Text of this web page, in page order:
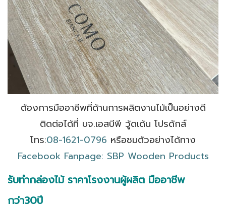
ต้องการมืออาชีพที่ด้านการผลิตงานไม้เป็นอย่างดี
ติดต่อได้ที่ บจ.เอสบีพี วู้ดเด้น โปรดักส์
โทร:08-1621-0796 หรือชมตัวอย่างได้ทาง
Facebook Fanpage: SBP Wooden Products
รับทำกล่องไม้ ราคาโรงงานผู้ผลิต มืออาชีพ
กว่า30ปี